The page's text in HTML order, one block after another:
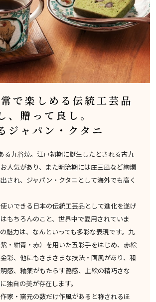
で楽しめる伝統工芸品
、贈って良し。
ジャパン・クタニ
る九谷焼。江戸初期に誕生したとされる古九
人気があり、また明治期には庄三風など絢爛
され、ジャパン・クタニとして海外でも高く
いできる日本の伝統工芸品として進化を遂げ
もちろんのこと、世界中で愛用されていま
魅力は、なんといっても多彩な表現です。九
・紺青・赤）を用いた五彩手をはじめ、赤絵
彩、他にもさまさまな技法・画風があり、和
感、釉薬がもたらす艶感、上絵の精巧さな
独自の美が存在します。
家・窯元の数だけ作風があると称されるほ